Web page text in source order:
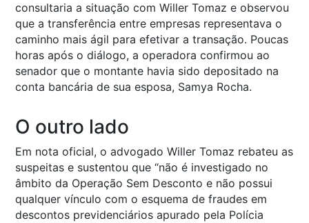
consultaria a situação com Willer Tomaz e observou
que a transferência entre empresas representava o
caminho mais ágil para efetivar a transação. Poucas
horas após o diálogo, a operadora confirmou ao
senador que o montante havia sido depositado na
conta bancária de sua esposa, Samya Rocha.
O outro lado
Em nota oficial, o advogado Willer Tomaz rebateu as
suspeitas e sustentou que “não é investigado no
âmbito da Operação Sem Desconto e não possui
qualquer vínculo com o esquema de fraudes em
descontos previdenciários apurado pela Polícia